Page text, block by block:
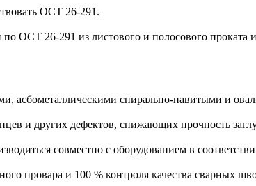
ОСТ 26-291.
ОСТ 26-291 из листового и полосового
асбометаллическими спирально-навитыми и
и других дефектов, снижающих прочность
совместно с оборудованием в
провара и 100 % контроля качества сварных